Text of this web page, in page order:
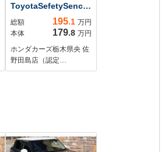
ToyotaSefetySence/
プリクラッシュセー
フティシステム/レー
ンディパーチャーア
ラート/オートマチッ
クハイビーム/先行発
総額 195.1 万円
本体
179.8 万円
ホンダカーズ栃木県央 佐
野田島店（認定…